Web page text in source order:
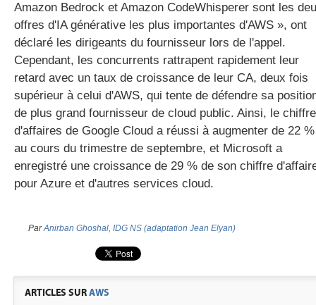
Amazon Bedrock et Amazon CodeWhisperer sont les
offres d'IA générative les plus importantes d'AWS », ont
déclaré les dirigeants du fournisseur lors de l'appel.
Cependant, les concurrents rattrapent rapidement leur
retard avec un taux de croissance de leur CA, deux fois
supérieur à celui d'AWS, qui tente de défendre sa
de plus grand fournisseur de cloud public. Ainsi, le chiffre
d'affaires de Google Cloud a réussi à augmenter de 22 %
au cours du trimestre de septembre, et Microsoft a
enregistré une croissance de 29 % de son chiffre
pour Azure et d'autres services cloud.
ParAnirban Ghoshal, IDG NS (adaptation Jean Elyan)
ARTICLES SURAWS